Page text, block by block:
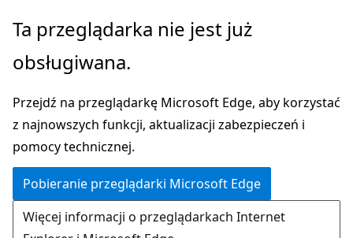
Przejdź
głównej
Przejdź
nawigacji
stronie
Ta przeglądarka nie jest już
obsługiwana.
Przejdź na przeglądarkę Microsoft Edge, aby korzystać
z najnowszych funkcji, aktualizacji zabezpieczeń i
pomocy technicznej.
Pobieranie przeglądarki Microsoft Edge
Więcej informacji o przeglądarkach Internet